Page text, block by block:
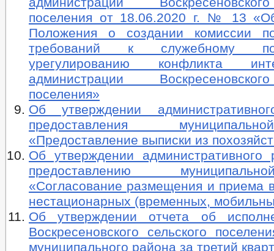
поселения от 18.06.2020 г. № 13
Положения о создании комиссии
требований к служебному
урегулированию конфликта
администрации
поселения»
Об утверждении
предоставления
«Предоставление выписки из
Об утверждении административного
предоставлению
«Согласование размещения и приема
нестационарных (временных,
Об утверждении отчета об
Воскресеновского сельского
муниципального района за третий